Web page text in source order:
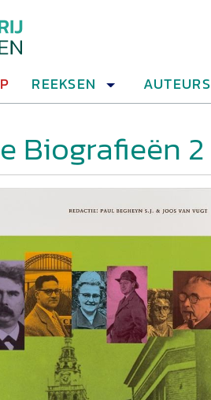
REEKSEN AUTEURS
Biografieën 2